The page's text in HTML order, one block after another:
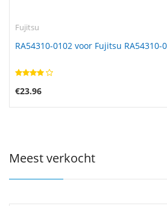
Fujitsu
RA54310-0102 voor Fujitsu RA54310-
€23.96
Meest verkocht